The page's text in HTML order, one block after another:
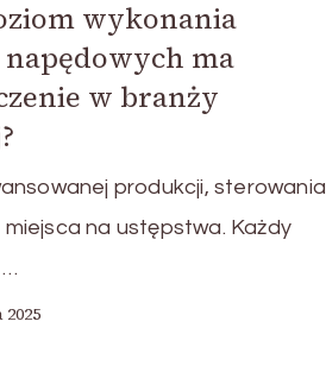
wykonania
ma
w branży
produkcji, sterowania
miejsca na ustępstwa. Każdy
…